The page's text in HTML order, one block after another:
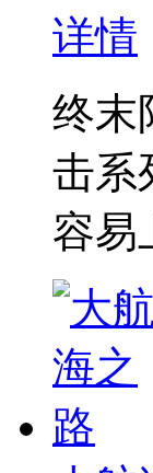
详情
终末
击系
容易